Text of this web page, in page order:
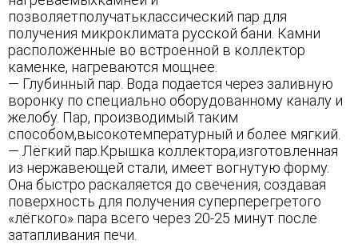
позволяетполучатьклассический пар для
получения микроклимата русской бани. Камни
расположенные во встроенной в коллектор
каменке, нагреваются мощнее.
— Глубинный пар. Вода подается через заливную
воронку по специально оборудованному каналу и
желобу. Пар, производимый таким
способом,высокотемпературный и более мягкий.
— Лёгкий пар.Крышка коллектора,изготовленная
из нержавеющей стали, имеет вогнутую форму.
Она быстро раскаляется до свечения, создавая
поверхность для получения суперперегретого
«лёгкого» пара всего через 20-25 минут после
затапливания печи.